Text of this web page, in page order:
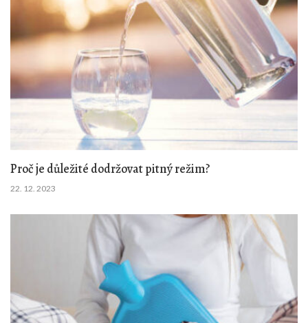
Proč je důležité dodržovat pitný režim?
22. 12. 2023